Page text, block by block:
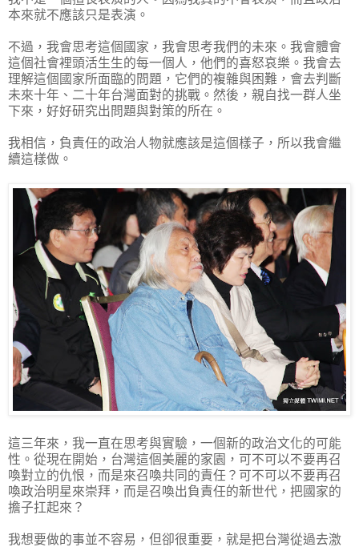
本來就不應該只是表演。
不過，我會思考這個國家，我會思考我們的未來。我會體會
這個社會裡頭活生生的每一個人，他們的喜怒哀樂。我會去
理解這個國家所面臨的問題，它們的複雜與困難，會去判斷
未來十年、二十年台灣面對的挑戰。然後，親自找一群人坐
下來，好好研究出問題與對策的所在。
我相信，負責任的政治人物就應該是這個樣子，所以我會繼
續這樣做。
這三年來，我一直在思考與實驗，一個新的政治文化的可能
性。從現在開始，台灣這個美麗的家園，可不可以不要再召
喚對立的仇恨，而是來召喚共同的責任？可不可以不要再召
喚政治明星來崇拜，而是召喚出負責任的新世代，把國家的
擔子扛起來？
我想要做的事並不容易，但卻很重要，就是把台灣從過去激